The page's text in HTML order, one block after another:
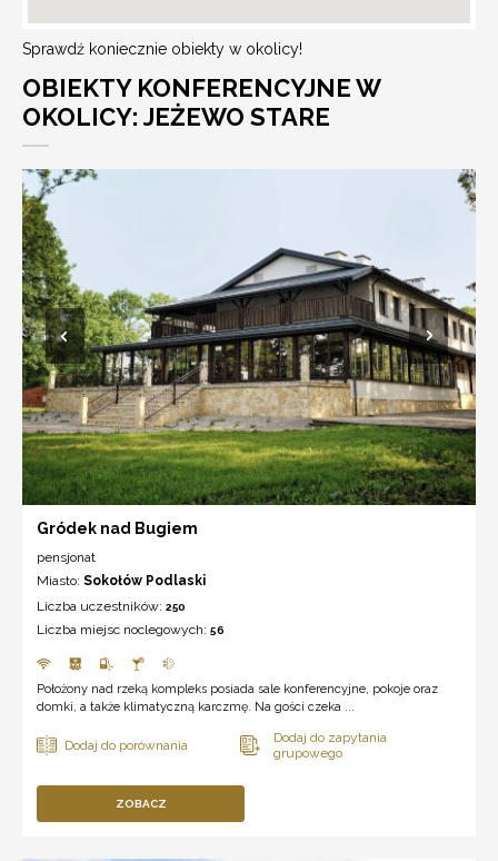
Sprawdź koniecznie obiekty w okolicy!
OBIEKTY KONFERENCYJNE W
OKOLICY: JEŻEWO STARE
Gródek nad Bugiem
pensjonat
Miasto: Sokołów Podlaski
Liczba uczestników: 250
Liczba miejsc noclegowych: 56
Położony nad rzeką kompleks posiada sale konferencyjne, pokoje oraz
domki, a także klimatyczną karczmę. Na gości czeka ...
ZOBACZ